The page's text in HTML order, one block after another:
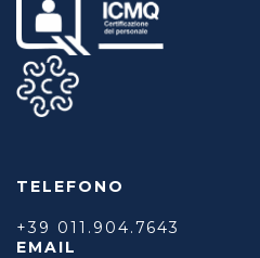
TELEFONO
+39 011.904.7643
EMAIL